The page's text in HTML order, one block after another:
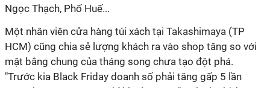
Ngọc Thạch, Phố Huế...
Một nhân viên cửa hàng túi xách tại Takashimaya (TP
HCM) cũng chia sẻ lượng khách ra vào shop tăng so với
mặt bằng chung của tháng song chưa tạo đột phá.
"Trước kia Black Friday doanh số phải tăng gấp 5 lần